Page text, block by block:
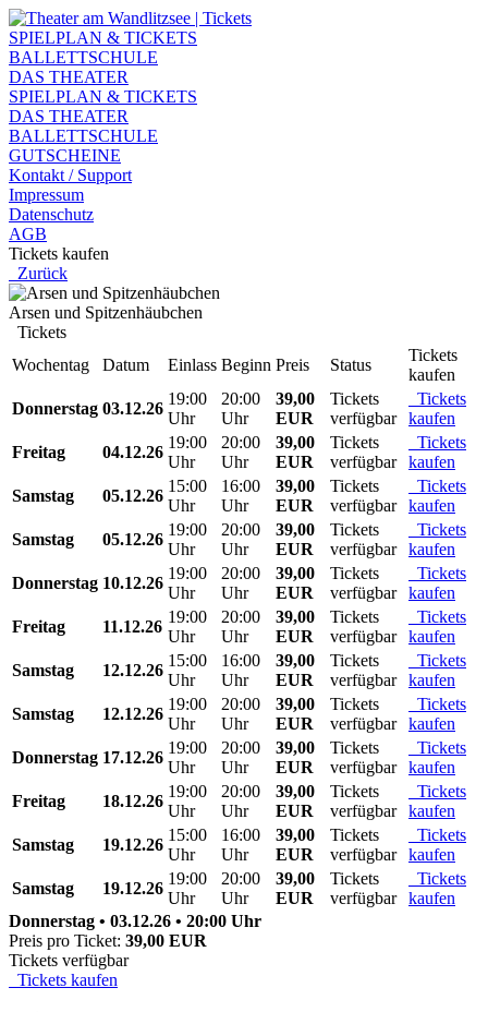
SPIELPLAN & TICKETS
BALLETTSCHULE
DAS THEATER
SPIELPLAN & TICKETS
DAS THEATER
BALLETTSCHULE
GUTSCHEINE
Kontakt / Support
Impressum
Datenschutz
AGB
Tickets kaufen
Zurück
Arsen und Spitzenhäubchen
Tickets
Wochentag
Datum Einlass Beginn Preis Status
Tickets
kaufen
Donnerstag 03.12.26
19:00
Uhr
20:00
Uhr
39,00
EUR
Tickets
verfügbar
Tickets
kaufen
Freitag
04.12.26
19:00
Uhr
20:00
Uhr
39,00
EUR
Tickets
verfügbar
Tickets
kaufen
Samstag
05.12.26
15:00
Uhr
16:00
Uhr
39,00
EUR
Tickets
verfügbar
Tickets
kaufen
Samstag
05.12.26
19:00
Uhr
20:00
Uhr
39,00
EUR
Tickets
verfügbar
Tickets
kaufen
Donnerstag 10.12.26
19:00
Uhr
20:00
Uhr
39,00
EUR
Tickets
verfügbar
Tickets
kaufen
Freitag
11.12.26
19:00
Uhr
20:00
Uhr
39,00
EUR
Tickets
verfügbar
Tickets
kaufen
Samstag
12.12.26
15:00
Uhr
16:00
Uhr
39,00
EUR
Tickets
verfügbar
Tickets
kaufen
Samstag
12.12.26
19:00
Uhr
20:00
Uhr
39,00
EUR
Tickets
verfügbar
Tickets
kaufen
Donnerstag 17.12.26
19:00
Uhr
20:00
Uhr
39,00
EUR
Tickets
verfügbar
Tickets
kaufen
Freitag
18.12.26
19:00
Uhr
20:00
Uhr
39,00
EUR
Tickets
verfügbar
Tickets
kaufen
Samstag
19.12.26
15:00
Uhr
16:00
Uhr
39,00
EUR
Tickets
verfügbar
Tickets
kaufen
Samstag
19.12.26
19:00
Uhr
20:00
Uhr
39,00
EUR
Tickets
verfügbar
Tickets
kaufen
Donnerstag • 03.12.26 • 20:00 Uhr
Preis pro Ticket: 39,00 EUR
Tickets verfügbar
Tickets kaufen